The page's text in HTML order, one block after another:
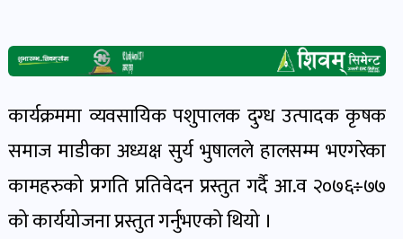
खबर
प्रवास
खबर
कार्यक्रममा व्यवसायिक पशुपालक दुग्ध उत्पादक कृषक
समाज माडीका अध्यक्ष सुर्य भुषालले हालसम्म भएगरेका
कामहरुको प्रगति प्रतिवेदन प्रस्तुत गर्दै आ.व २०७६÷७७
को कार्ययोजना प्रस्तुत गर्नुभएको थियो ।